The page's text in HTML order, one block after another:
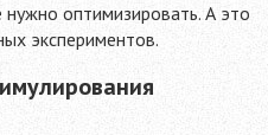
оптимизировать. А это
экспериментов.